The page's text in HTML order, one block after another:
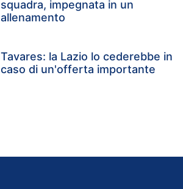
squadra, impegnata in un
allenamento
Tavares: la Lazio lo cederebbe in
caso di un'offerta importante